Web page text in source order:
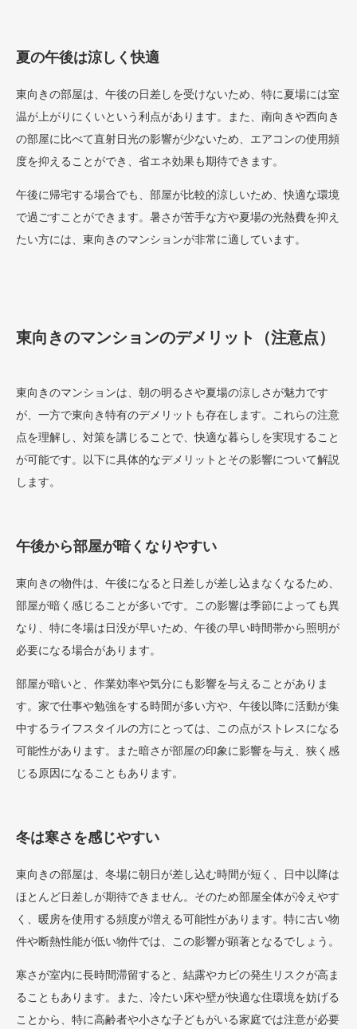
夏の午後は涼しく快適
東向きの部屋は、午後の日差しを受けないため、特に夏場には室
温が上がりにくいという利点があります。また、南向きや西向き
の部屋に比べて直射日光の影響が少ないため、エアコンの使用頻
度を抑えることができ、省エネ効果も期待できます。
午後に帰宅する場合でも、部屋が比較的涼しいため、快適な環境
で過ごすことができます。暑さが苦手な方や夏場の光熱費を抑え
たい方には、東向きのマンションが非常に適しています。
東向きのマンションのデメリット（注意点）
東向きのマンションは、朝の明るさや夏場の涼しさが魅力です
が、一方で東向き特有のデメリットも存在します。これらの注意
点を理解し、対策を講じることで、快適な暮らしを実現すること
が可能です。以下に具体的なデメリットとその影響について解説
します。
午後から部屋が暗くなりやすい
東向きの物件は、午後になると日差しが差し込まなくなるため、
部屋が暗く感じることが多いです。この影響は季節によっても異
なり、特に冬場は日没が早いため、午後の早い時間帯から照明が
必要になる場合があります。
部屋が暗いと、作業効率や気分にも影響を与えることがありま
す。家で仕事や勉強をする時間が多い方や、午後以降に活動が集
中するライフスタイルの方にとっては、この点がストレスになる
可能性があります。また暗さが部屋の印象に影響を与え、狭く感
じる原因になることもあります。
冬は寒さを感じやすい
東向きの部屋は、冬場に朝日が差し込む時間が短く、日中以降は
ほとんど日差しが期待できません。そのため部屋全体が冷えやす
く、暖房を使用する頻度が増える可能性があります。特に古い物
件や断熱性能が低い物件では、この影響が顕著となるでしょう。
寒さが室内に長時間滞留すると、結露やカビの発生リスクが高ま
ることもあります。また、冷たい床や壁が快適な住環境を妨げる
ことから、特に高齢者や小さな子どもがいる家庭では注意が必要